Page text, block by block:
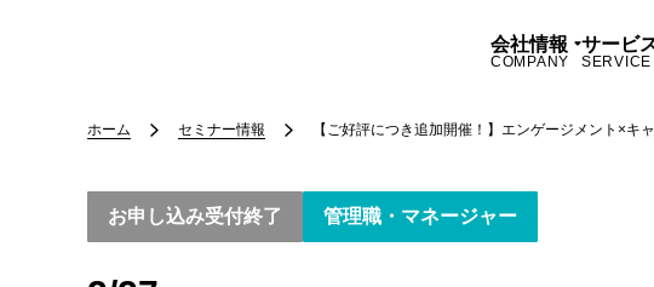
会社情報
COMPANY
サービ
SERVICE
ホーム セミナー情報 【ご好評につき追加開催！】エンゲージメント×
お申し込み受付終了 管理職・マネージャー